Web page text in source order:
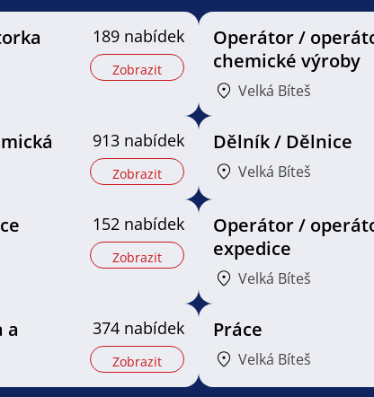
189 nabídek
Zobrazit
Operátor /
chemické výroby
Velká Bíteš
913 nabídek
Zobrazit
Dělník / Dělnice
Velká Bíteš
152 nabídek
Zobrazit
Operátor /
expedice
Velká Bíteš
a
374 nabídek
Zobrazit
Práce
Velká Bíteš